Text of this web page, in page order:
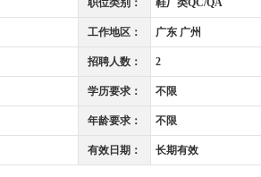
职位类别： 鞋厂类QC/QA
工作地区： 广东 广州
招聘人数： 2
学历要求： 不限
年龄要求： 不限
有效日期： 长期有效